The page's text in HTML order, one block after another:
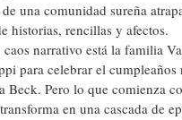
una comunidad sureña
historias, rencillas y afectos.
caos narrativo está la familia
para celebrar el cumpleaños
Beck. Pero lo que comienza
en una cascada de